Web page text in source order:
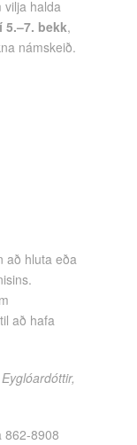
vilja halda
5.–7. bekk,
námskeið.
að hluta eða
að hafa
862-8908